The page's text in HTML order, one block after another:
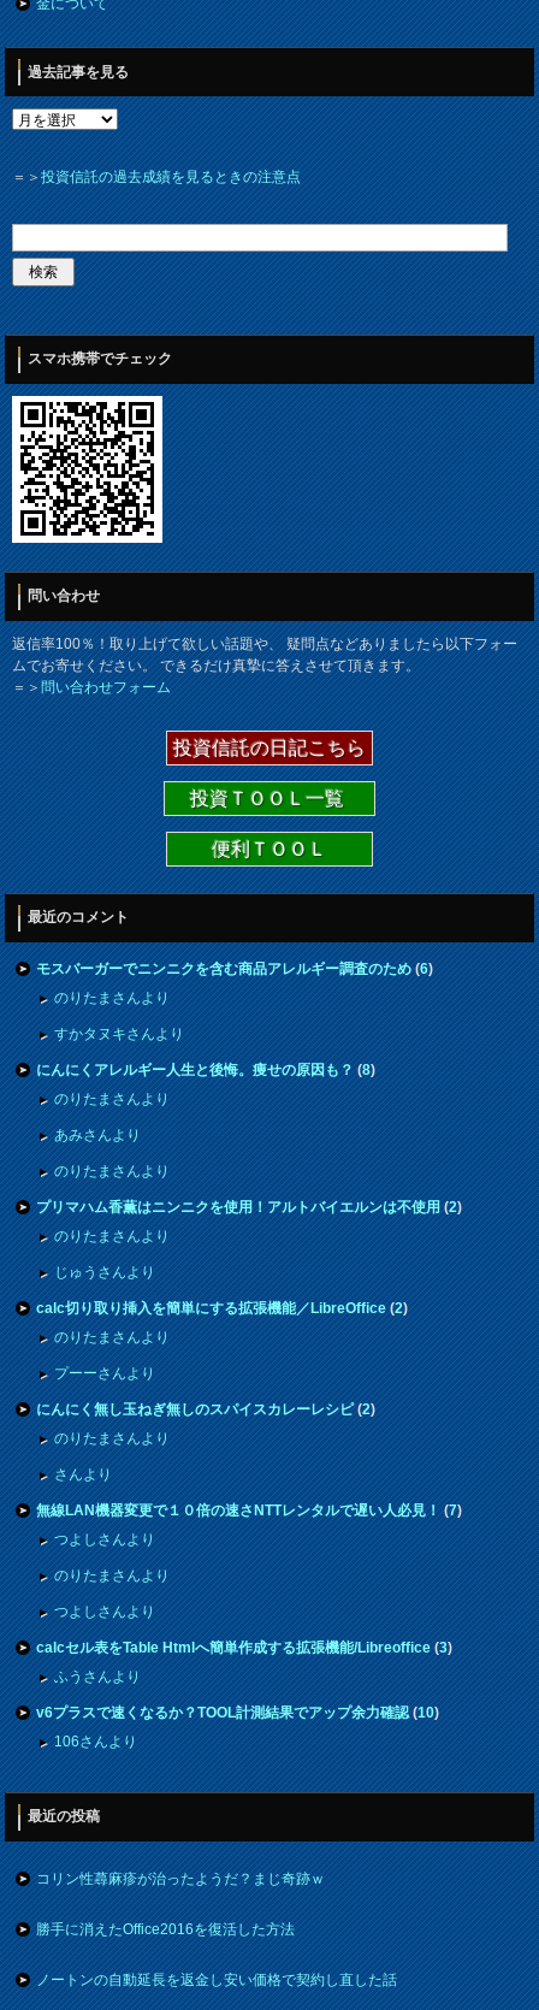
金について
過去記事を見る
＝＞投資信託の過去成績を見るときの注意点
スマホ携帯でチェック
問い合わせ
返信率100％！取り上げて欲しい話題や、 疑問点などありましたら以下フォー
ムでお寄せください。 できるだけ真摯に答えさせて頂きます。
＝＞問い合わせフォーム
投資信託の日記こちら
投資ＴＯＯＬ一覧
便利ＴＯＯＬ
最近のコメント
モスバーガーでニンニクを含む商品アレルギー調査のため(6)
のりたまさんより
すかタヌキさんより
にんにくアレルギー人生と後悔。痩せの原因も？(8)
のりたまさんより
あみさんより
のりたまさんより
プリマハム香薫はニンニクを使用！アルトバイエルンは不使用(2)
のりたまさんより
じゅうさんより
calc切り取り挿入を簡単にする拡張機能／LibreOffice(2)
のりたまさんより
プーーさんより
にんにく無し玉ねぎ無しのスパイスカレーレシピ(2)
のりたまさんより
さんより
無線LAN機器変更で１０倍の速さNTTレンタルで遅い人必見！(7)
つよしさんより
のりたまさんより
つよしさんより
calcセル表をTable Htmlへ簡単作成する拡張機能/Libreoffice(3)
ふうさんより
v6プラスで速くなるか？TOOL計測結果でアップ余力確認(10)
106さんより
最近の投稿
コリン性蕁麻疹が治ったようだ？まじ奇跡ｗ
勝手に消えたOffice2016を復活した方法
ノートンの自動延長を返金し安い価格で契約し直した話